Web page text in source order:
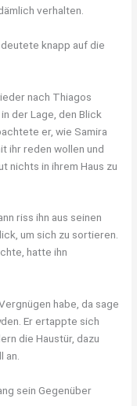
verhalten.
knapp auf die
nach Thiagos
der Lage, den Blick
er, wie Samira
ihr reden wollen und
nichts in ihrem Haus zu
riss ihn aus seinen
um sich zu sortieren.
hatte ihn
habe, da sage
Er ertappte sich
die Haustür, dazu
an.
sein Gegenüber